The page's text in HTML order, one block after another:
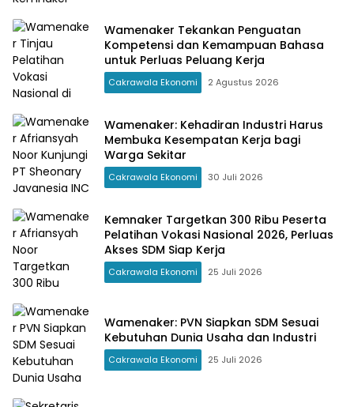
Wamenaker Tekankan Penguatan
Kompetensi dan Kemampuan Bahasa
untuk Perluas Peluang Kerja
Cakrawala Ekonomi 2 Agustus 2026
Wamenaker: Kehadiran Industri Harus
Membuka Kesempatan Kerja bagi
Warga Sekitar
Cakrawala Ekonomi 30 Juli 2026
Kemnaker Targetkan 300 Ribu Peserta
Pelatihan Vokasi Nasional 2026, Perluas
Akses SDM Siap Kerja
Cakrawala Ekonomi 25 Juli 2026
Wamenaker: PVN Siapkan SDM Sesuai
Kebutuhan Dunia Usaha dan Industri
Cakrawala Ekonomi 25 Juli 2026